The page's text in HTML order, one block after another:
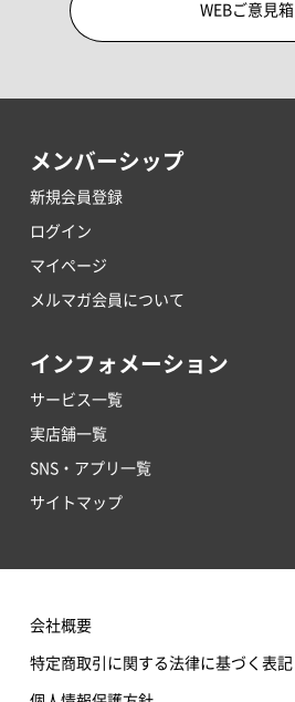
WEBご意見箱
メンバーシップ
新規会員登録
ログイン
マイページ
メルマガ会員について
インフォメーション
サービス一覧
実店舗一覧
SNS・アプリ一覧
サイトマップ
会社概要
特定商取引に関する法律に基づく表記